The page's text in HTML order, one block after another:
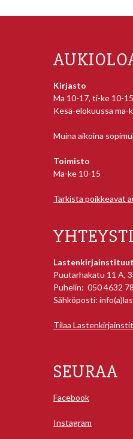
Kirjasto
Ma 10-17, ti-ke 10-15
Kesä-elokuussa ma-
Muina aikoina
Toimisto
Ma-ke 10-15
Tarkista poikkeavat
Puutarhakatu 11 A,
Puhelin: 050 4632
Sähköposti:
Tilaa
SEURAA
Facebook
Instagram